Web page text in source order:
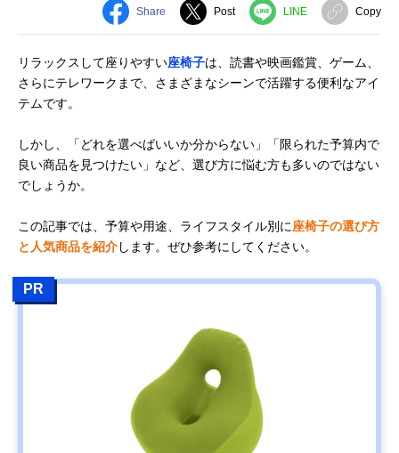
Share Post LINE Copy
リラックスして座りやすい座椅子は、読書や映画鑑賞、ゲーム、
さらにテレワークまで、さまざまなシーンで活躍する便利なアイ
テムです。
しかし、「どれを選べばいいか分からない」「限られた予算内で
良い商品を見つけたい」など、選び方に悩む方も多いのではない
でしょうか。
この記事では、予算や用途、ライフスタイル別に座椅子の選び方
と人気商品を紹介します。ぜひ参考にしてください。
PR